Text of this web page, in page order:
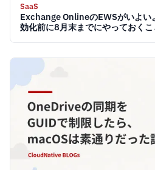
SaaS
Exchange OnlineのEWSがいよい
効化前に8月末までにやっておくこ